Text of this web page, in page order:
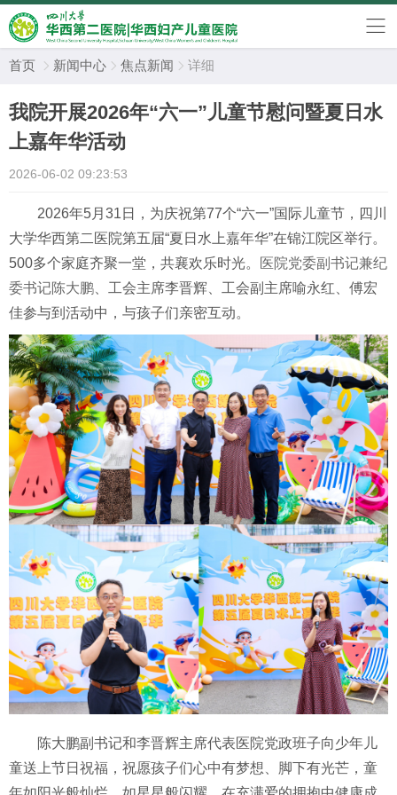
首页  新闻中心  焦点新闻  详细
我院开展2026年“六一”儿童节慰问暨夏日水
上嘉年华活动
2026-06-02 09:23:53
2026年5月31日，为庆祝第77个“六一”国际儿童节，四川
大学华西第二医院第五届“夏日水上嘉年华”在锦江院区举行。
500多个家庭齐聚一堂，共襄欢乐时光。
医院党委副书记兼纪
委书记陈大鹏 、工会主席李晋辉、工会副主席喻永红、傅宏
佳参与到活动中，与孩子们亲密互动。
陈大鹏副书记和李晋辉主席代表医院党政班子向少年儿
童送上节日祝福，祝愿孩子们心中有梦想、脚下有光芒，童